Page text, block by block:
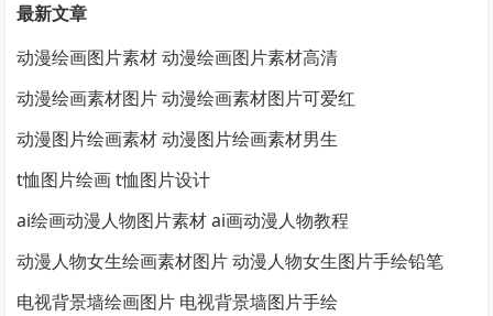
最新文章
动漫绘画图片素材 动漫绘画图片素材高清
动漫绘画素材图片 动漫绘画素材图片可爱红
动漫图片绘画素材 动漫图片绘画素材男生
t恤图片绘画 t恤图片设计
ai绘画动漫人物图片素材 ai画动漫人物教程
动漫人物女生绘画素材图片 动漫人物女生图片手绘铅笔
电视背景墙绘画图片 电视背景墙图片手绘